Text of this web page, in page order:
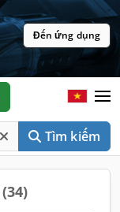
Đến ứng dụng
Tìm kiếm
(34)